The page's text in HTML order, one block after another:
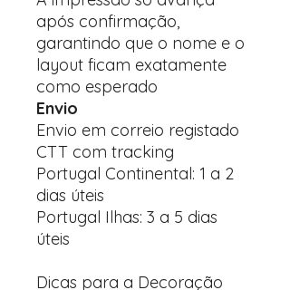
após confirmação,
garantindo que o nome e o
layout ficam exatamente
como esperado
Envio
Envio em correio registado
CTT com tracking
Portugal Continental: 1 a 2
dias úteis
Portugal Ilhas: 3 a 5 dias
úteis
Dicas para a Decoração